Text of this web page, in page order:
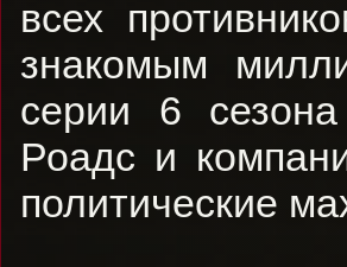
всех
знакомым
серии 6
Роадс и
политические